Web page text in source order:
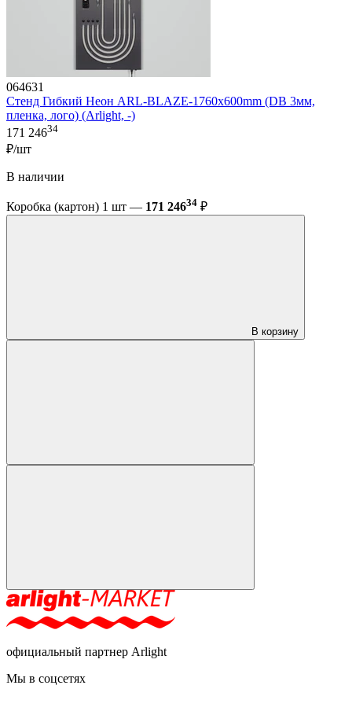
064631
Стенд Гибкий Неон ARL-BLAZE-1760x600mm (DB 3мм,
пленка, лого) (Arlight, -)
171 24634
₽/шт
В наличии
Коробка (картон) 1 шт — 171 24634 ₽
В корзину
официальный партнер Arlight
Мы в соцсетях